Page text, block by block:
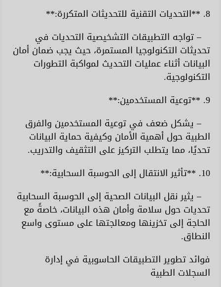
8. **التحديات التقنية للتحديثات المتكررة:**
– تواجه التطبيقات التشخيصية التحديات في
تحديثات التكنولوجيا المستمرة، حيث يجب ضمان أمان
البيانات أثناء عمليات التحديث لمواكبة التطورات
التكنولوجية.
9. **توعية المستخدمين:**
– يشكل ضعف في توعية المستخدمين والفرق
الطبية حول أهمية الأمان وكيفية حماية البيانات
تحديًا، مما يتطلب التركيز على التثقيف والتدريب.
10. **تأثير الانتقال إلى الحوسبة السحابية:**
– يثير نقل البيانات الصحية إلى الحوسبة السحابية
تحديات حول سلامة وأمان هذه البيانات، خاصةً مع
الحاجة إلى تخزينها ومعالجتها على مستوى واسع
النطاق.
فوائد تطوير التطبيقات الحاسوبية في إدارة
السجلات الطبية